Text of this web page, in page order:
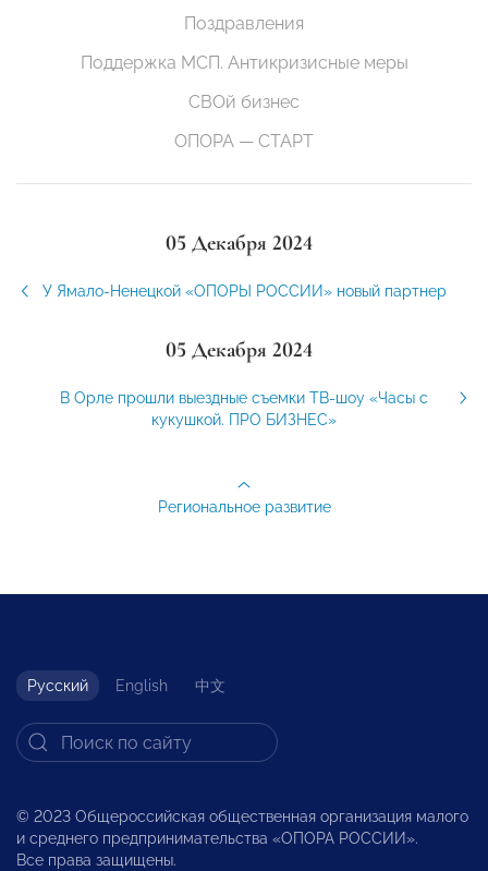
Поздравления
Поддержка МСП. Антикризисные меры
СВОй бизнес
ОПОРА — СТАРТ
05 Декабря 2024
У Ямало-Ненецкой «ОПОРЫ РОССИИ» новый партнер
05 Декабря 2024
В Орле прошли выездные съемки ТВ-шоу «Часы с
кукушкой. ПРО БИЗНЕС»
Региональное развитие
Русский English 中文
© 2023 Общероссийская общественная организация малого
и среднего предпринимательства «ОПОРА РОССИИ».
Все права защищены.